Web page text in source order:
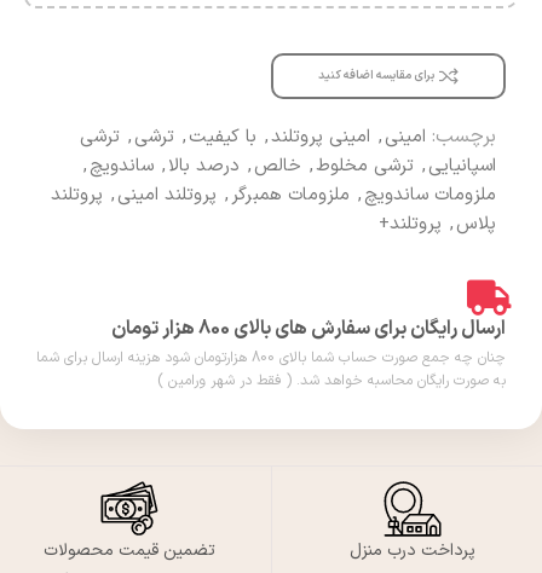
برای مقایسه اضافه کنید
برچسب: امینی, امینی پروتلند, با کیفیت, ترشی, ترشی
اسپانیایی, ترشی مخلوط, خالص, درصد بالا, ساندویچ,
ملزومات ساندویچ, ملزومات همبرگر, پروتلند امینی, پروتلند
پلاس, پروتلند+
ارسال رایگان برای سفارش های بالای 800 هزار تومان
چنان چه جمع صورت حساب شما بالای 800 هزارتومان شود هزینه ارسال برای شما
به صورت رایگان محاسبه خواهد شد. ( فقط در شهر ورامین )
پرداخت درب منزل تضمین قیمت محصولات